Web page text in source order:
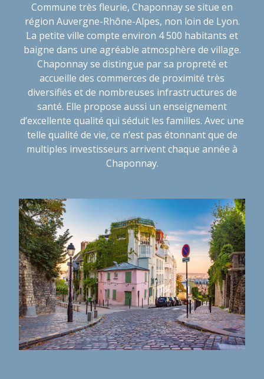
Commune très fleurie, Chaponnay se situe en
région Auvergne-Rhône-Alpes, non loin de Lyon.
La petite ville compte environ 4 500 habitants et
baigne dans une agréable atmosphère de village.
Chaponnay se distingue par sa propreté et
accueille des commerces de proximité très
diversifiés et de nombreuses infrastructures de
santé. Elle propose aussi un enseignement
d’excellente qualité qui séduit les familles. Avec une
telle qualité de vie, ce n’est pas étonnant que de
multiples investisseurs arrivent chaque année à
Chaponnay.